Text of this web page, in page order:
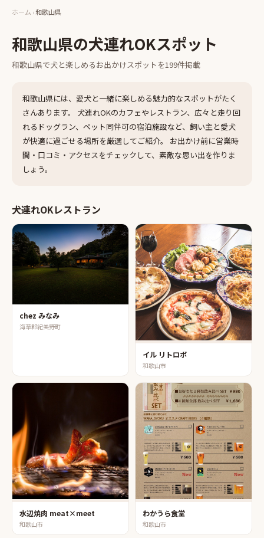
ホーム ›和歌山県
和歌山県の犬連れOKスポット
和歌山県で犬と楽しめるお出かけスポットを199件掲載
和歌山県には、愛犬と一緒に楽しめる魅力的なスポットがたく
さんあります。 犬連れOKのカフェやレストラン、広々と走り回
れるドッグラン、ペット同伴可の宿泊施設など、飼い主と愛犬
が快適に過ごせる場所を厳選してご紹介。 お出かけ前に営業時
間・口コミ・アクセスをチェックして、素敵な思い出を作りま
しょう。
犬連れOKレストラン
chez みなみ
海草郡紀美野町
イル リトロボ
和歌山市
水辺焼肉 meat×meet
和歌山市
わかうら食堂
和歌山市